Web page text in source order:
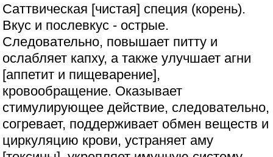
Саттвическая [чистая] специя (корень).
Вкус и послевкус - острые.
Следовательно, повышает питту и
ослабляет капху, а также улучшает агни
[аппетит и пищеварение],
кровообращение. Оказывает
стимулирующее действие, следовательно,
согревает, поддерживает обмен веществ и
циркуляцию крови, устраняет аму